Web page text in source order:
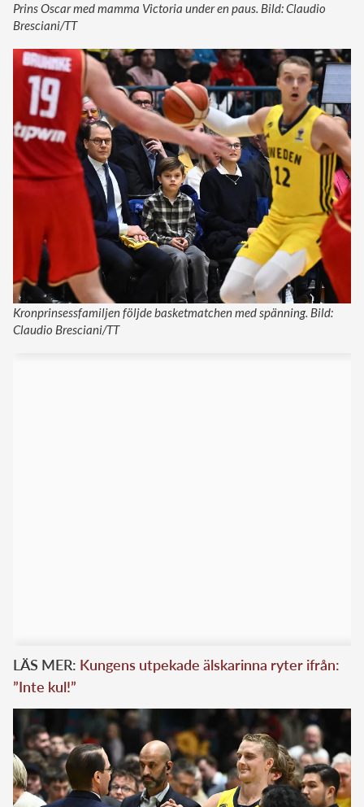
Prins Oscar med mamma Victoria under en paus. Bild: Claudio
Bresciani/TT
Kronprinsessfamiljen följde basketmatchen med spänning. Bild:
Claudio Bresciani/TT
LÄS MER: Kungens utpekade älskarinna ryter ifrån:
”Inte kul!”